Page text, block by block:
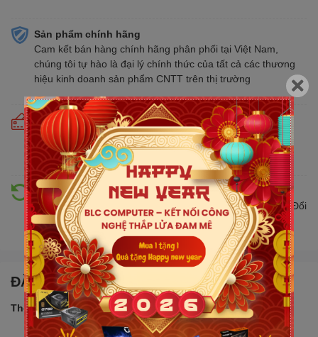
Sản phẩm chính hãng
Cam kết bán hàng chính hãng phân phối tại Việt Nam,
chúng tôi tự hào là đại lý chính thức của tất cả các thương
hiệu kinh doanh sản phẩm CNTT trên thị trường
Cam kết giá tốt
Giá tốt hơn từ 10% - 30% so với thị trường. Liên tục cập
nhật giá mới nhất, cạnh tranh
Hỗ trợ đổi trả
Đổi trả hàng lên đến 30 ngày nếu có lỗi do nhà sản xuất. Đổi
trả hàng không cần lý do với mức phí ưu đãi
ĐẶC ĐIỂM NỔI BẬT
Thông số sản phẩm: